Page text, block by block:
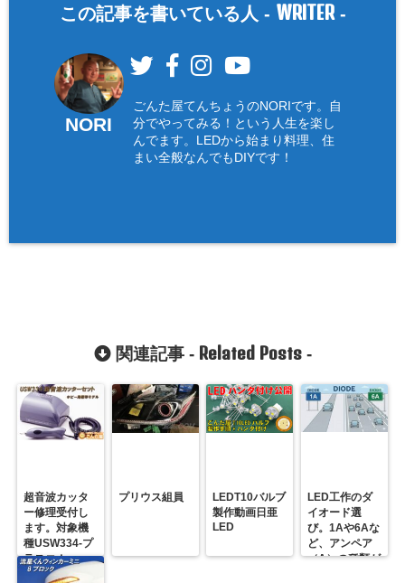
この記事を書いている人 - WRITER-
NORI
ごんた屋てんちょうのNORIです。自
分でやってみる！という人生を楽し
んでます。LEDから始まり料理、住
まい全般なんでもDIYです！
関連記事 - Related Posts-
超音波カッタ
ー修理受付し
ます。対象機
種USW334-プ
ラスコム-
R31GONTA
プリウス組員
LEDT10バルブ
製作動画日亜
LED
LED工作のダ
イオード選
び。1Aや6Aな
ど、アンペア
（A）の種類が